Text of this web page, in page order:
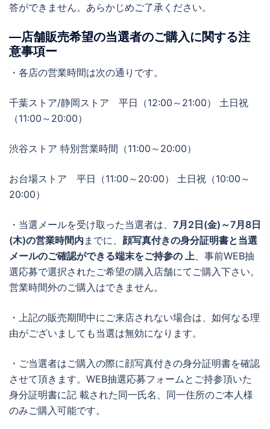
答ができません。あらかじめご了承ください。
―店舗販売希望の当選者のご購入に関する注
意事項ー
・各店の営業時間は次の通りです。
千葉ストア/静岡ストア 平日（12:00～21:00） 土日祝
（11:00～20:00）
渋谷ストア 特別営業時間（11:00～20:00）
お台場ストア 平日（11:00～20:00） 土日祝（10:00～
20:00）
・当選メールを受け取った当選者は、 7月2日(金)～7月8日
(木)の営業時間内 までに、 顔写真付きの身分証明書と当選
メールのご確認ができる端末をご持参の 上、事前WEB抽
選応募で選択されたご希望の購入店舗にてご購入下さい。
営業時間外のご購入はできません。
・上記の販売期間中にご来店されない場合は、如何なる理
由がございましても当選は無効になります。
・ご当選者はご購入の際に顔写真付きの身分証明書を確認
させて頂きます。WEB抽選応募フォームとご持参頂いた
身分証明書に記 載された同一氏名、同一住所のご本人様
のみご購入可能です。